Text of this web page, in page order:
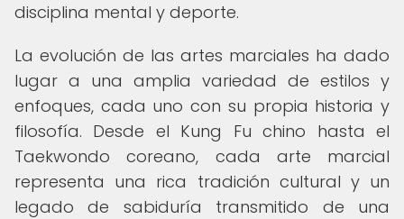
disciplina mental y deporte.
La evolución de las artes marciales ha dado
lugar a una amplia variedad de estilos y
enfoques, cada uno con su propia historia y
filosofía. Desde el Kung Fu chino hasta el
Taekwondo coreano, cada arte marcial
representa una rica tradición cultural y un
legado de sabiduría transmitido de una